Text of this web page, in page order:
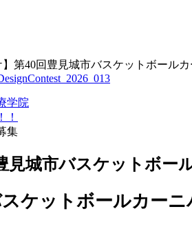
第40回豊見城市バスケットボールカ
見城市バスケットボー
ケットボールカー